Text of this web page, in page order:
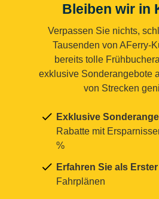
Bleiben wir in
Verpassen Sie nichts,
Tausenden von AFerry-
bereits tolle
exklusive Sonderangebote
von Strecken
Exklusive
Rabatte mit
%
Erfahren Sie als Erster
Fahrplänen